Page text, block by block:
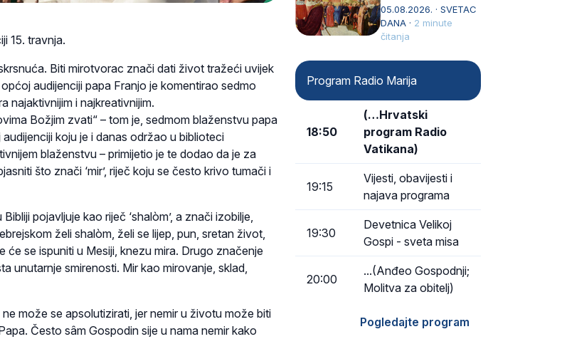
15. travnja.
Biti mirotvorac znači dati život tražeći uvijek
audijenciji papa Franjo je komentirao sedmo
najaktivnijim i najkreativnijim.
Božjim zvati“ – tom je, sedmom blaženstvu papa
koju je i danas održao u biblioteci
blaženstvu – primijetio je te dodao da je za
što znači ‘mir’, riječ koju se često krivo tumači i
pojavljuje kao riječ ‘shalòm’, a znači izobilje,
želi shalòm, želi se lijep, pun, sretan život,
će se ispuniti u Mesiji, knezu mira. Drugo značenje
unutarnje smirenosti. Mir kao mirovanje, sklad,
može se apsolutizirati, jer nemir u životu može biti
Često sâm Gospodin sije u nama nemir kako
Velike (Santa Maria
Maggiore) u narodu
se slavi kao Gospa
05.08.2026. · SVETAC
DANA · 2 minute
čitanja
Program Radio Marija
18:50
(…Hrvatski
program Radio
Vatikana)
19:15
Vijesti, obavijesti i
najava programa
19:30
Devetnica Velikoj
Gospi - sveta misa
20:00
...(Anđeo Gospodnji;
Molitva za obitelj)
Pogledajte program